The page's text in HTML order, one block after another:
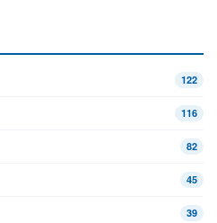
122
116
82
45
39